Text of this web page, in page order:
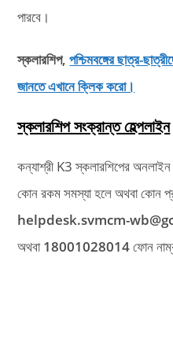
পারবে।
স্কলারশিপ,পশ্চিমবঙ্গের ছাত্র-
জানতে এখানে ক্লিক করো।
স্কলারশিপ সংক্রান্ত হেল্পলাইন
কন্যাশ্রী K3 স্কলারশিপের
কোন রকম সমস্যা হলে অথবা কোন
helpdesk.svmcm-
অথবা18001028014ফোন